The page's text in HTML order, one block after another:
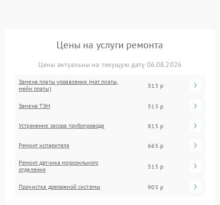
Цены на услуги ремонта
Цены актуальны на текущую дату 06.08.2026
Замена платы управления (мат.платы,
мейн платы)
515 р
Замена ТЭН 515 р
Устранение засора трубопровода 815 р
Ремонт испарителя 665 р
Ремонт датчика морозильного
отделения
515 р
Прочистка дренажной системы 905 р